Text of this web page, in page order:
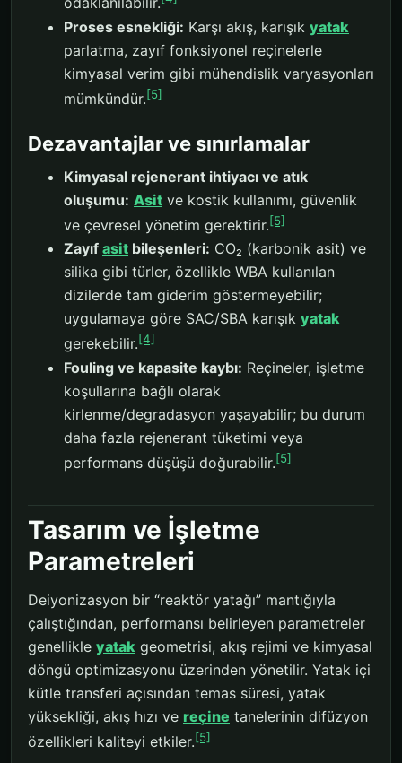
Proses esnekliği: Karşı akış, karışık yatak
parlatma, zayıf fonksiyonel reçinelerle
kimyasal verim gibi mühendislik varyasyonları
mümkündür.[5]
Dezavantajlar ve sınırlamalar
Kimyasal rejenerant ihtiyacı ve atık
oluşumu: Asit ve kostik kullanımı, güvenlik
ve çevresel yönetim gerektirir.[5]
Zayıf asit bileşenleri: CO₂ (karbonik asit) ve
silika gibi türler, özellikle WBA kullanılan
dizilerde tam giderim göstermeyebilir;
uygulamaya göre SAC/SBA karışık yatak
gerekebilir.[4]
Fouling ve kapasite kaybı: Reçineler, işletme
koşullarına bağlı olarak
kirlenme/degradasyon yaşayabilir; bu durum
daha fazla rejenerant tüketimi veya
performans düşüşü doğurabilir.[5]
Tasarım ve İşletme
Parametreleri
Deiyonizasyon bir “reaktör yatağı” mantığıyla
çalıştığından, performansı belirleyen parametreler
genellikle yatak geometrisi, akış rejimi ve kimyasal
döngü optimizasyonu üzerinden yönetilir. Yatak içi
kütle transferi açısından temas süresi, yatak
yüksekliği, akış hızı ve reçine tanelerinin difüzyon
özellikleri kaliteyi etkiler.[5]